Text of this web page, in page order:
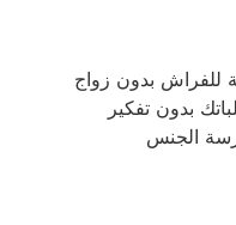
للفراش بدون زواج
بدون تفكير
الجنس